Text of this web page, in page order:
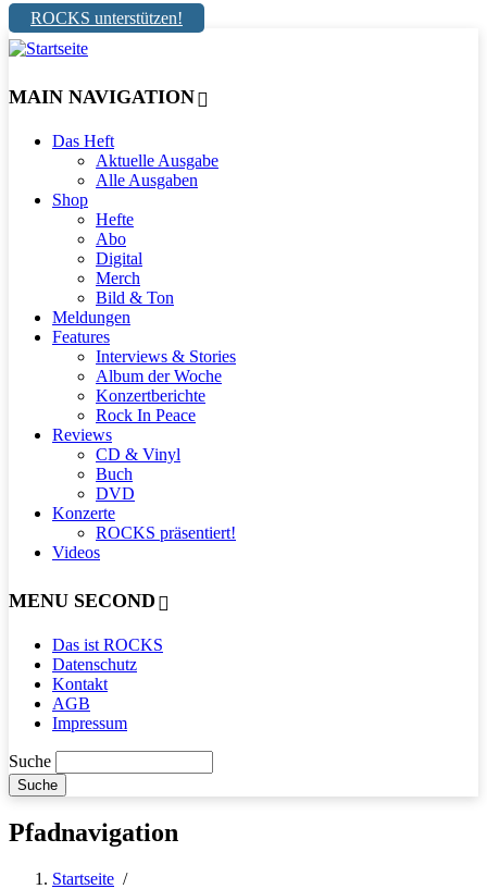
ROCKS unterstützen!
MAIN NAVIGATION
Das Heft
Aktuelle Ausgabe
Alle Ausgaben
Shop
Hefte
Abo
Digital
Merch
Bild & Ton
Meldungen
Features
Interviews & Stories
Album der Woche
Konzertberichte
Rock In Peace
Reviews
CD & Vinyl
Buch
DVD
Konzerte
ROCKS präsentiert!
Videos
MENU SECOND
Das ist ROCKS
Datenschutz
Kontakt
AGB
Impressum
Suche
Pfadnavigation
Startseite /